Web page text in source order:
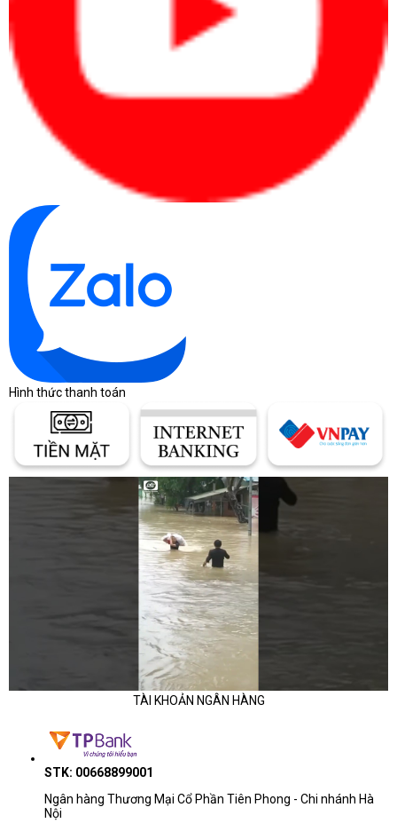
Hình thức thanh toán
TÀI KHOẢN NGÂN HÀNG
STK: 00668899001
Ngân hàng Thương Mại Cổ Phần Tiên Phong - Chi nhánh Hà
Nội